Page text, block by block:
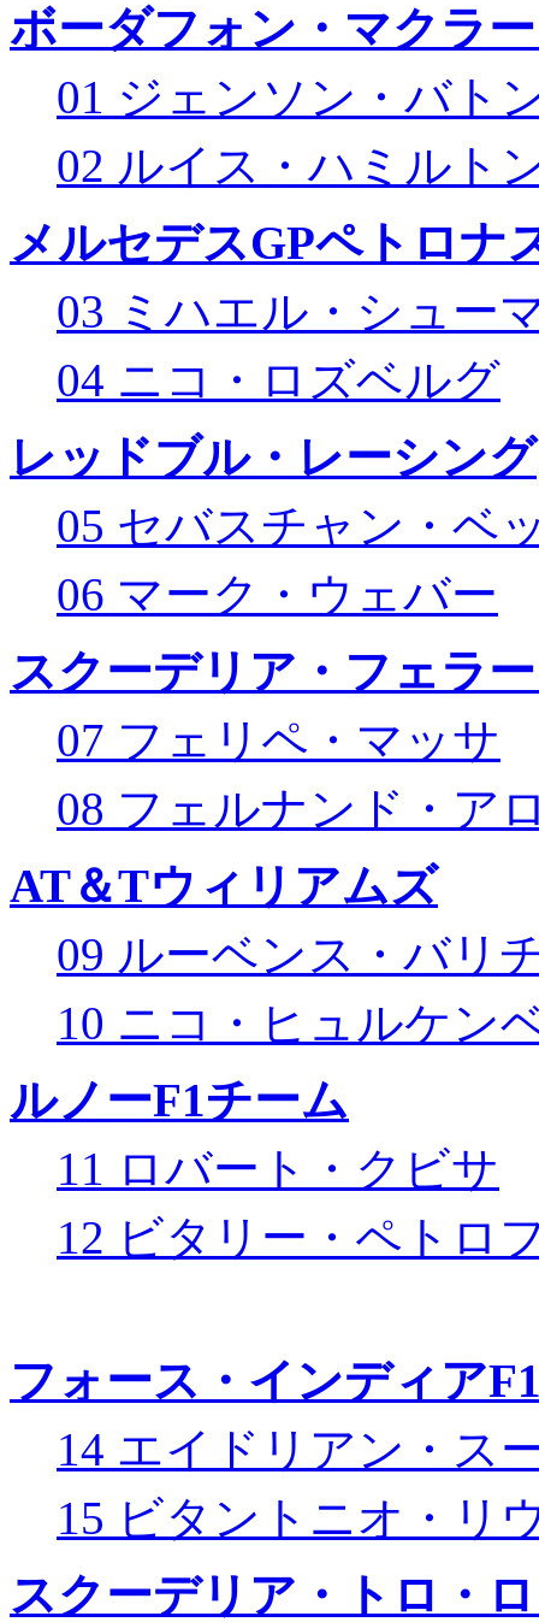
ボーダフォン・マクラ
01 ジェンソン・バト
02 ルイス・ハミルト
メルセデスGPペトロナ
03 ミハエル・シュー
04 ニコ・ロズベルグ
レッドブル・レーシング
05 セバスチャン・ベ
06 マーク・ウェバー
スクーデリア・フェラ
07 フェリペ・マッサ
08 フェルナンド・ア
AT＆Tウィリアムズ
09 ルーベンス・バリ
10 ニコ・ヒュルケン
ルノーF1チーム
11 ロバート・クビサ
12 ビタリー・ペトロ
フォース・インディア
14 エイドリアン・ス
15 ビタントニオ・リ
スクーデリア・トロ・